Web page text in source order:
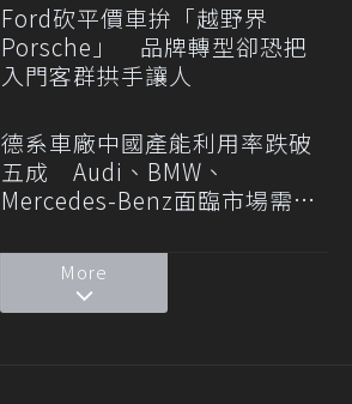
Ford砍平價車拚「越野界
Porsche」 品牌轉型卻恐把
入門客群拱手讓人
德系車廠中國產能利用率跌破
五成 Audi、BMW、
Mercedes-Benz面臨市場需求
More